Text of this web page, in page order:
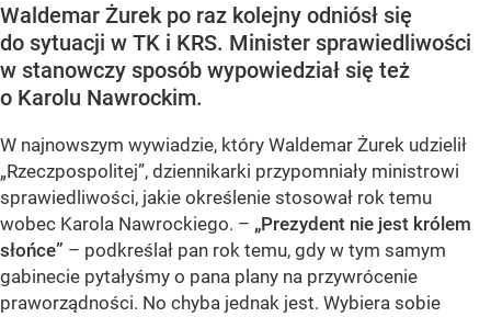
Waldemar Żurek po raz kolejny odniósł się
do sytuacji w TK i KRS. Minister sprawiedliwości
w stanowczy sposób wypowiedział się też
o Karolu Nawrockim.
W najnowszym wywiadzie, który Waldemar Żurek udzielił
„Rzeczpospolitej”, dziennikarki przypomniały ministrowi
sprawiedliwości, jakie określenie stosował rok temu
wobec Karola Nawrockiego. – „Prezydent nie jest królem
słońce” – podkreślał pan rok temu, gdy w tym samym
gabinecie pytałyśmy o pana plany na przywrócenie
praworządności. No chyba jednak jest. Wybiera sobie